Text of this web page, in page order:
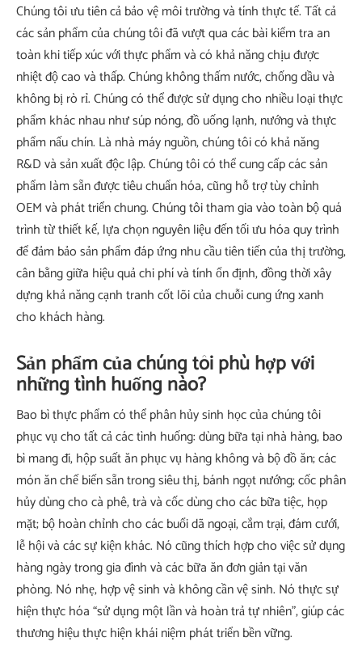
Chúng tôi ưu tiên cả bảo vệ môi trường và tính thực tế. Tất cả
các sản phẩm của chúng tôi đã vượt qua các bài kiểm tra an
toàn khi tiếp xúc với thực phẩm và có khả năng chịu được
nhiệt độ cao và thấp. Chúng không thấm nước, chống dầu và
không bị rò rỉ. Chúng có thể được sử dụng cho nhiều loại thực
phẩm khác nhau như súp nóng, đồ uống lạnh, nướng và thực
phẩm nấu chín. Là nhà máy nguồn, chúng tôi có khả năng
R&D và sản xuất độc lập. Chúng tôi có thể cung cấp các sản
phẩm làm sẵn được tiêu chuẩn hóa, cũng hỗ trợ tùy chỉnh
OEM và phát triển chung. Chúng tôi tham gia vào toàn bộ quá
trình từ thiết kế, lựa chọn nguyên liệu đến tối ưu hóa quy trình
để đảm bảo sản phẩm đáp ứng nhu cầu tiên tiến của thị trường,
cân bằng giữa hiệu quả chi phí và tính ổn định, đồng thời xây
dựng khả năng cạnh tranh cốt lõi của chuỗi cung ứng xanh
cho khách hàng.
Sản phẩm của chúng tôi phù hợp với
những tình huống nào?
Bao bì thực phẩm có thể phân hủy sinh học của chúng tôi
phục vụ cho tất cả các tình huống: dùng bữa tại nhà hàng, bao
bì mang đi, hộp suất ăn phục vụ hàng không và bộ đồ ăn; các
món ăn chế biến sẵn trong siêu thị, bánh ngọt nướng; cốc phân
hủy dùng cho cà phê, trà và cốc dùng cho các bữa tiệc, họp
mặt; bộ hoàn chỉnh cho các buổi dã ngoại, cắm trại, đám cưới,
lễ hội và các sự kiện khác. Nó cũng thích hợp cho việc sử dụng
hàng ngày trong gia đình và các bữa ăn đơn giản tại văn
phòng. Nó nhẹ, hợp vệ sinh và không cần vệ sinh. Nó thực sự
hiện thực hóa “sử dụng một lần và hoàn trả tự nhiên”, giúp các
thương hiệu thực hiện khái niệm phát triển bền vững.